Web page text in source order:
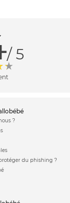
/ 5
?
du phishing ?